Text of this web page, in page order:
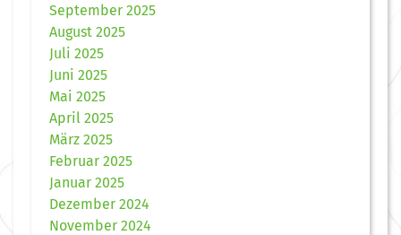
September 2025
August 2025
Juli 2025
Juni 2025
Mai 2025
April 2025
März 2025
Februar 2025
Januar 2025
Dezember 2024
November 2024